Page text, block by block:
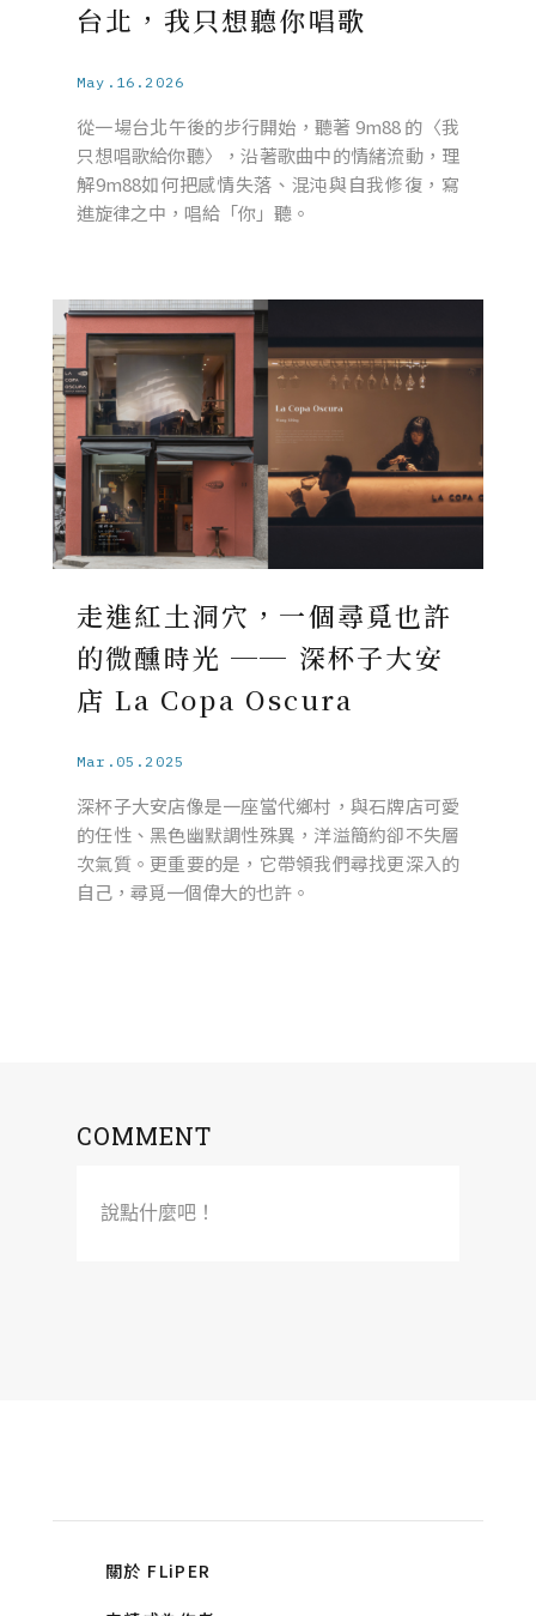
台北，我只想聽你唱歌
May.16.2026
從一場台北午後的步行開始，聽著 9m88 的〈我
只想唱歌給你聽〉，沿著歌曲中的情緒流動，理
解9m88如何把感情失落、混沌與自我修復，寫
進旋律之中，唱給「你」聽。
走進紅土洞穴，一個尋覓也許
的微醺時光 ── 深杯子大安
店 La Copa Oscura
Mar.05.2025
深杯子大安店像是一座當代鄉村，與石牌店可愛
的任性、黑色幽默調性殊異，洋溢簡約卻不失層
次氣質。更重要的是，它帶領我們尋找更深入的
自己，尋覓一個偉大的也許。
COMMENT
說點什麼吧！
關於 FLiPER